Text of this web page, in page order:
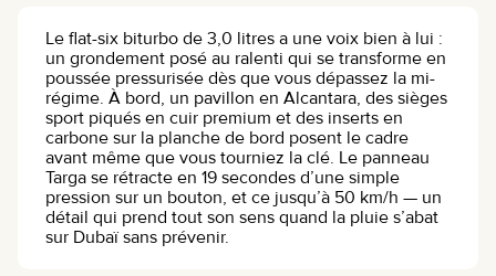
Le flat-six biturbo de 3,0 litres a une voix bien à lui :
un grondement posé au ralenti qui se transforme en
poussée pressurisée dès que vous dépassez la mi-
régime. À bord, un pavillon en Alcantara, des sièges
sport piqués en cuir premium et des inserts en
carbone sur la planche de bord posent le cadre
avant même que vous tourniez la clé. Le panneau
Targa se rétracte en 19 secondes d’une simple
pression sur un bouton, et ce jusqu’à 50 km/h — un
détail qui prend tout son sens quand la pluie s’abat
sur Dubaï sans prévenir.